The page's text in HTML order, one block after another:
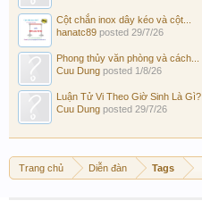
Cột chắn inox dây kéo và cột...
hanatc89 posted 29/7/26
Phong thủy văn phòng và cách...
Cuu Dung posted 1/8/26
Luận Tử Vi Theo Giờ Sinh Là Gì?
Cuu Dung posted 29/7/26
Trang chủ Diễn đàn Tags